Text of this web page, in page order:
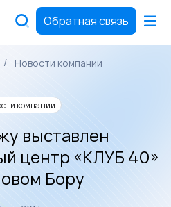
Обратная связь
Новости компании
компании
выставлен
центр «КЛУБ 40»
Бору